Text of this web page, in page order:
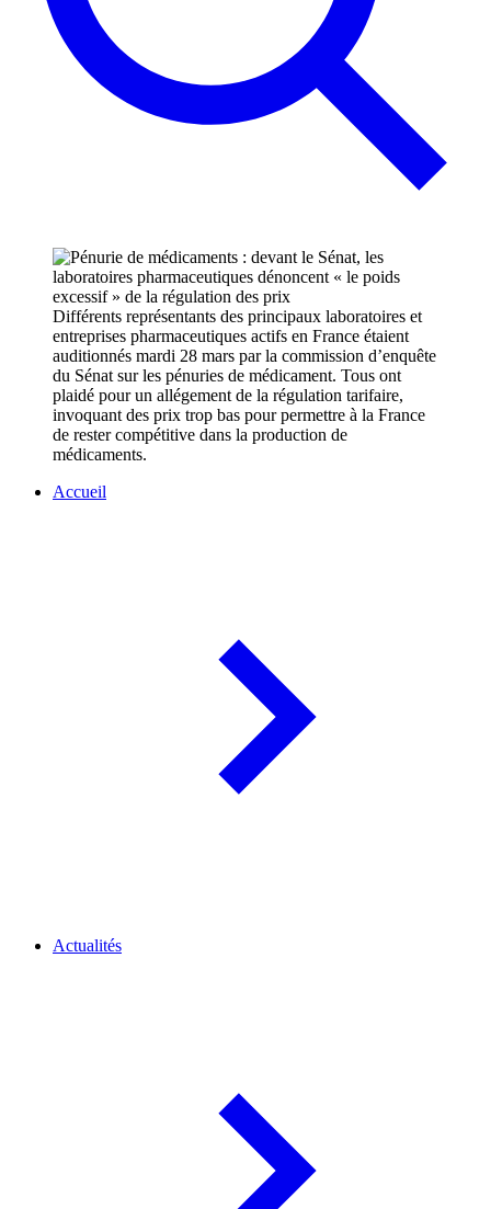
Différents représentants des principaux laboratoires et
entreprises pharmaceutiques actifs en France étaient
auditionnés mardi 28 mars par la commission d’enquête
du Sénat sur les pénuries de médicament. Tous ont
plaidé pour un allégement de la régulation tarifaire,
invoquant des prix trop bas pour permettre à la France
de rester compétitive dans la production de
médicaments.
Accueil
Actualités